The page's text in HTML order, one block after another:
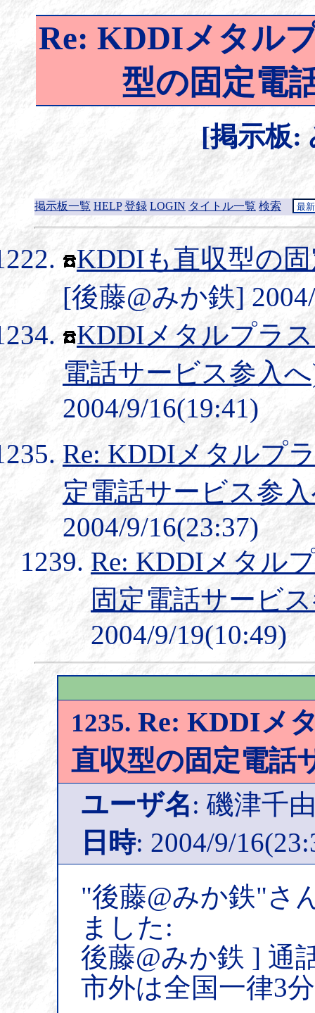
Re: KDDIメタル
型の固定電
[掲示板:
掲示板一覧 HELP 登録 LOGIN タイトル一覧 検索
KDDIも直収型の
[後藤@みか鉄]
KDDIメタルプラ
電話サービス参入
2004/9/16(19:41)
Re: KDDIメタルプ
定電話サービス参
2004/9/16(23:37)
Re: KDDIメタル
固定電話サービ
2004/9/19(10:49)
1235. Re: KDDIメ
直収型の固定電話
ユーザ名: 磯津千
日時: 2004/9/
"後藤@みか鉄"さ
ました:
後藤@みか鉄 ] 通
市外は全国一律3